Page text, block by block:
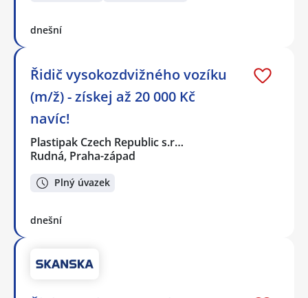
dnešní
Řidič vysokozdvižného vozíku
(m/ž) - získej až 20 000 Kč
navíc!
Plastipak Czech Republic s.r…
Rudná, Praha-západ
Plný úvazek
dnešní